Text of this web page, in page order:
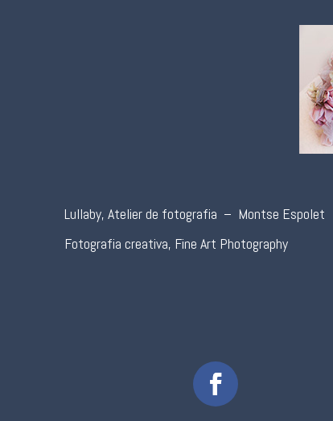
Lullaby, Atelier de fotografia – Montse Espolet
Fotografia creativa, Fine Art Photography